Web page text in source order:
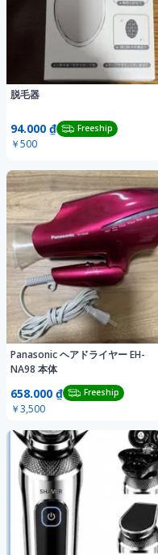
脱毛器
94.000 ₫ Freeship
￥500
Panasonic ヘアドライヤー EH-
NA98 本体
658.000 ₫ Freeship
￥3,500